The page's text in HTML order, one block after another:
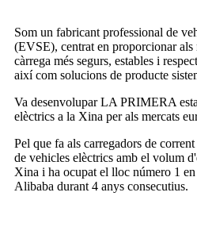
Som un fabricant professional de
(EVSE), centrat en proporcionar als
càrrega més segurs, estables i
així com solucions de producte
Va desenvolupar LA PRIMERA
elèctrics a la Xina per als mercats
Pel que fa als carregadors de
de vehicles elèctrics amb el volum
Xina i ha ocupat el lloc número 1
Alibaba durant 4 anys consecutius.